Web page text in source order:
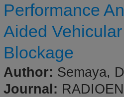
Performance
Aided
Blockage
Author: Semaya,
Journal: